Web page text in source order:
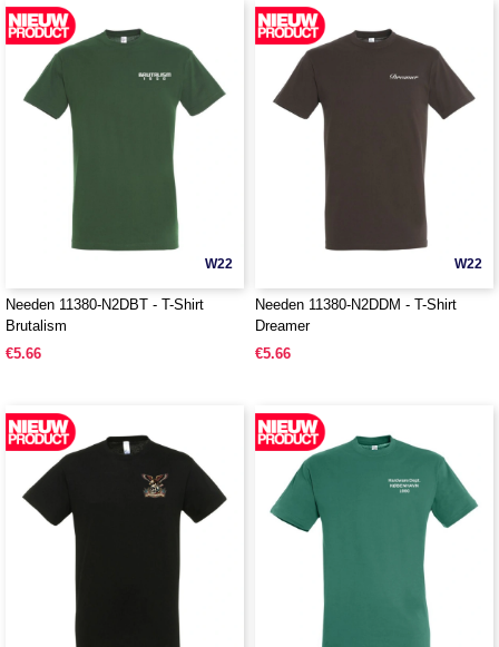
W22
Needen 11380-N2DBT - T-Shirt
Brutalism
€5.66
W22
Needen 11380-N2DDM - T-Shirt
Dreamer
€5.66